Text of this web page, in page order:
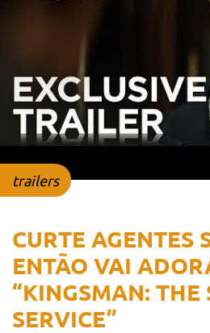
trailers
CURTE AGENTES
ENTÃO VAI
“KINGSMAN: THE
SERVICE”